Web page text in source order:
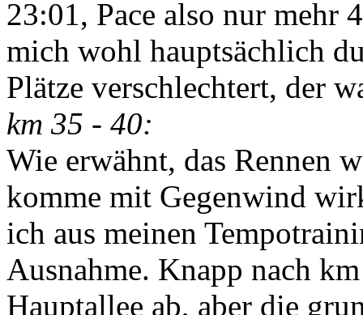
23:01, Pace also nur mehr
mich wohl hauptsächlich
Plätze verschlechtert, der
km 35 - 40:
Wie erwähnt, das Rennen
komme mit Gegenwind
ich aus meinen
Ausnahme. Knapp nach
Hauptallee ab, aber die